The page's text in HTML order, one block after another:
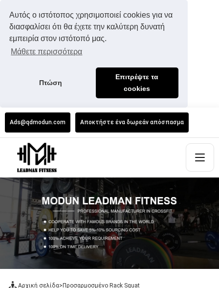
Αυτός ο ιστότοπος χρησιμοποιεί cookies για να
διασφαλίσει ότι θα έχετε την καλύτερη δυνατή
εμπειρία στον ιστότοπό μας.
Μάθετε περισσότερα
Πτώση
Επιτρέψτε τα
cookies
Ads@qdmodun.com Αποκτήστε ένα δωρεάν απόσπασμα
Αρχική σελίδα>Προσαρμοσμένο Rack Squat